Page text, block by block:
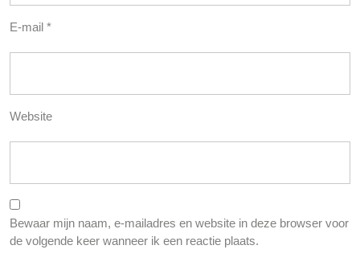
E-mail *
Website
Bewaar mijn naam, e-mailadres en website in deze browser voor
de volgende keer wanneer ik een reactie plaats.